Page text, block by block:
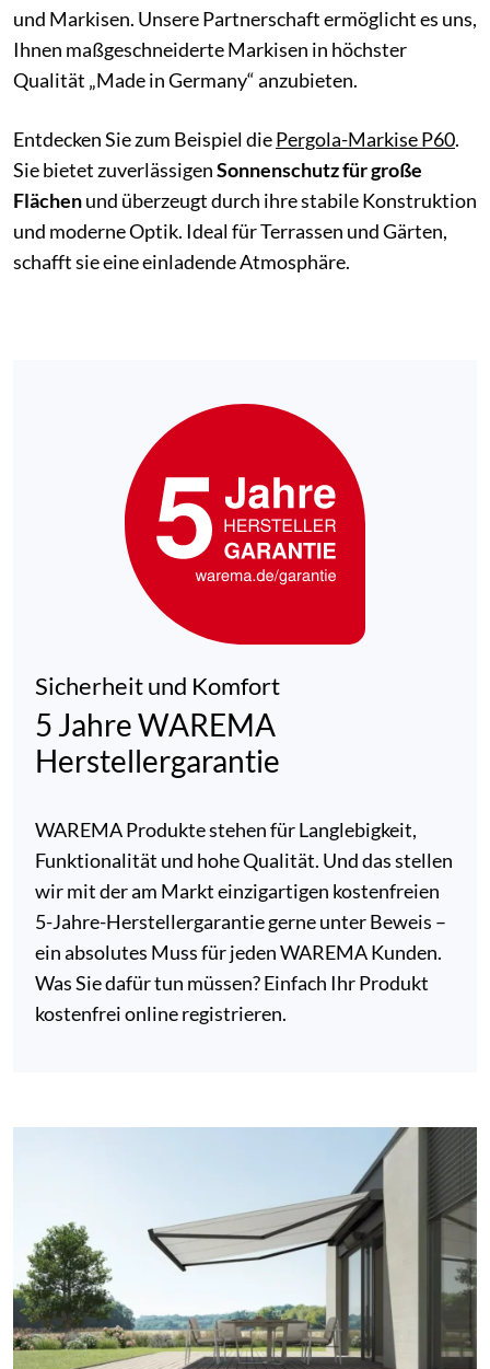
und Markisen. Unsere Partnerschaft ermöglicht es uns,
Ihnen maßgeschneiderte Markisen in höchster
Qualität „Made in Germany“ anzubieten.
Entdecken Sie zum Beispiel diePergola-Markise P60.
Sie bietet zuverlässigenSonnenschutz für große
Flächenund überzeugt durch ihre stabile Konstruktion
und moderne Optik. Ideal für Terrassen und Gärten,
schafft sie eine einladende Atmosphäre.
Sicherheit und Komfort
5 Jahre WAREMA
Herstellergarantie
WAREMA Produkte stehen für Langlebigkeit,
Funktionalität und hohe Qualität. Und das stellen
wir mit der am Markt einzigartigen kostenfreien
5-Jahre-Herstellergarantie gerne unter Beweis –
ein absolutes Muss für jeden WAREMA Kunden.
Was Sie dafür tun müssen? Einfach Ihr Produkt
kostenfrei online registrieren.